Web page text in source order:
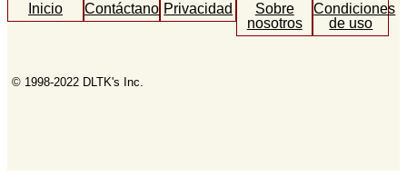
Inicio ContáctanosPrivacidad
Sobre
nosotros
Condiciones
de uso
© 1998-2022 DLTK's Inc.